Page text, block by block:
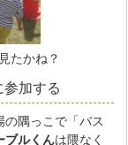
たかね？
加する
隅っこで「バス
ブルくんは隈なく